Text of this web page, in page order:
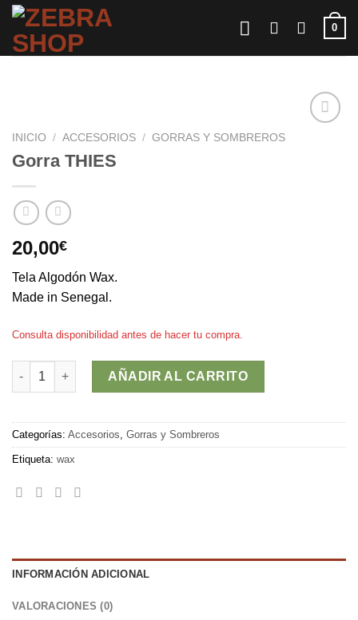
Saltar
contenido
0
INICIO / ACCESORIOS / GORRAS Y SOMBREROS
Gorra THIES
20,00€
Tela Algodón Wax.
Made in Senegal.
Consulta disponibilidad antes de hacer tu compra.
Gorra THIES cantidad
AÑADIR AL CARRITO
Categorías: Accesorios Gorras y Sombreros
Etiqueta: wax
INFORMACIÓN ADICIONAL
VALORACIONES (0)